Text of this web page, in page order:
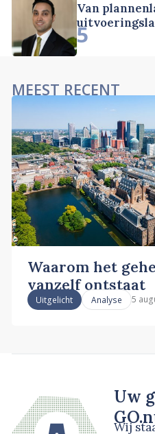
Van
5
MEEST RECENT
Waarom het
vanzelf ontstaat
Uitgelicht Analyse 5
Uw
Wij